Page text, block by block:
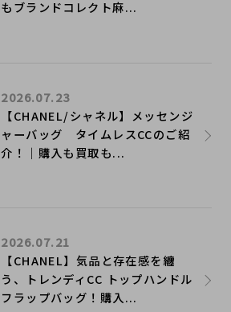
もブランドコレクト麻...
【CHANEL/シャネル】メッセンジ
ャーバッグ タイムレスCCのご紹
介！｜購入も買取も...
2026.07.23
【CHANEL】気品と存在感を纏
う、トレンディCC トップハンドル
フラップバッグ！購入...
2026.07.21